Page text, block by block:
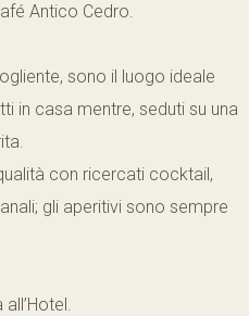
Antico Cedro.
sono il luogo ideale
in casa mentre, seduti su una
con ricercati cocktail,
gli aperitivi sono sempre